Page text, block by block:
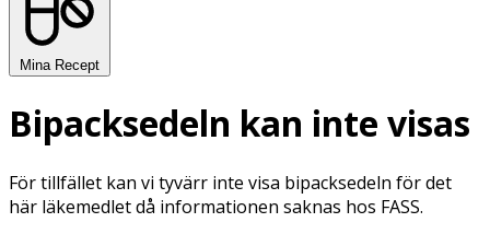
Mina Recept
Bipacksedeln kan inte visas
För tillfället kan vi tyvärr inte visa bipacksedeln för det
här läkemedlet då informationen saknas hos FASS.